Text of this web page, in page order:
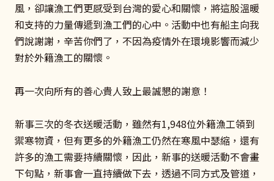
風，卻讓漁工們更感受到台灣的愛心和關懷，將這股溫暖
和支持的力量傳遞到漁工們的心中。活動中也有船主向我
們說謝謝，辛苦你們了，不因為疫情外在環境影響而減少
對於外籍漁工的關懷。
再一次向所有的善心貴人致上最誠懇的謝意！
新事三次的冬衣送暖活動，雖然有1,948位外籍漁工領到
禦寒物資，但有更多的外籍漁工仍然在寒風中瑟縮，還有
許多的漁工需要持續關懷，因此，新事的送暖活動不會畫
下句點，新事會一直持續做下去，透過不同方式及管道，